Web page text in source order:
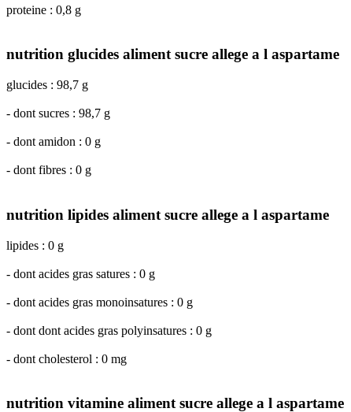
proteine : 0,8 g
nutrition glucides aliment sucre allege a l aspartame
glucides : 98,7 g
- dont sucres : 98,7 g
- dont amidon : 0 g
- dont fibres : 0 g
nutrition lipides aliment sucre allege a l aspartame
lipides : 0 g
- dont acides gras satures : 0 g
- dont acides gras monoinsatures : 0 g
- dont dont acides gras polyinsatures : 0 g
- dont cholesterol : 0 mg
nutrition vitamine aliment sucre allege a l aspartame